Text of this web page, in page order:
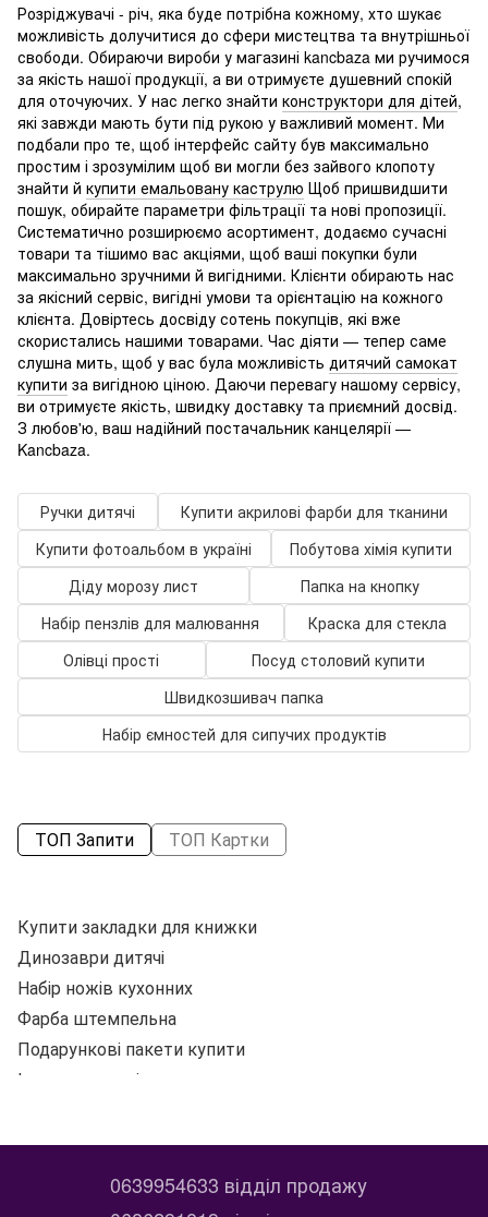
Розріджувачі - річ, яка буде потрібна кожному, хто шукає
можливість долучитися до сфери мистецтва та внутрішньої
свободи. Обираючи вироби у магазині kancbaza ми ручимося
за якість нашої продукції, а ви отримуєте душевний спокій
для оточуючих. У нас легко знайти конструктори для дітей,
які завжди мають бути під рукою у важливий момент. Ми
подбали про те, щоб інтерфейс сайту був максимально
простим і зрозумілим щоб ви могли без зайвого клопоту
знайти й купити емальовану каструлю Щоб пришвидшити
пошук, обирайте параметри фільтрації та нові пропозиції.
Систематично розширюємо асортимент, додаємо сучасні
товари та тішимо вас акціями, щоб ваші покупки були
максимально зручними й вигідними. Клієнти обирають нас
за якісний сервіс, вигідні умови та орієнтацію на кожного
клієнта. Довіртесь досвіду сотень покупців, які вже
скористались нашими товарами. Час діяти — тепер саме
слушна мить, щоб у вас була можливість дитячий самокат
купити за вигідною ціною. Даючи перевагу нашому сервісу,
ви отримуєте якість, швидку доставку та приємний досвід.
З любов'ю, ваш надійний постачальник канцелярії —
Kancbaza.
Ручки дитячі
Купити акрилові фарби для тканини
Купити фотоальбом в україні
Побутова хімія купити
Діду морозу лист
Папка на кнопку
Набір пензлів для малювання
Краска для стекла
Олівці прості
Посуд столовий купити
Швидкозшивач папка
Набір ємностей для сипучих продуктів
ТОП Запити ТОП Картки
Купити закладки для книжки
Динозаври дитячі
Набір ножів кухонних
Фарба штемпельна
Подарункові пакети купити
Іграшки дитячі купити
Блютуз навушники ціна
Купити алмазні картини
0639954633 відділ продажу